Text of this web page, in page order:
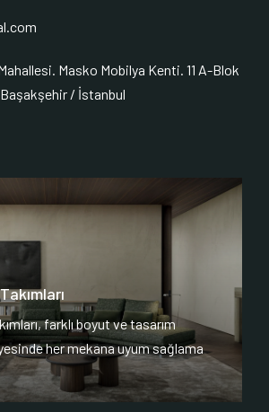
Masko Mobilya Kenti. 11 A-Blok
/ İstanbul
farklı boyut ve tasarım
her mekana uyum sağlama